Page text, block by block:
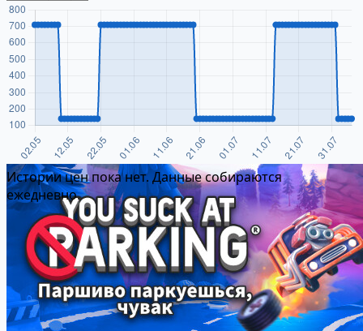
Истории цен пока нет. Данные собираются
ежедневно.